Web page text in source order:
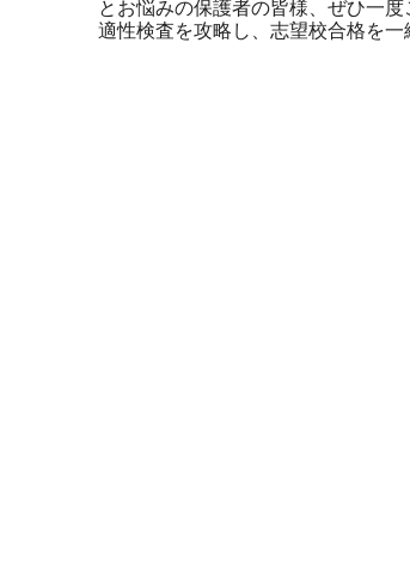
とお悩みの保護者の皆様、ぜひ一度
適性検査を攻略し、志望校合格を一